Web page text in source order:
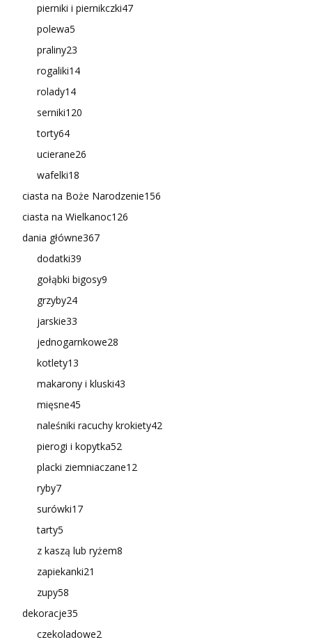
pierniki i piernikczki47
polewa5
praliny23
rogaliki14
rolady14
serniki120
torty64
ucierane26
wafelki18
ciasta na Boże Narodzenie156
ciasta na Wielkanoc126
dania główne367
dodatki39
gołąbki bigosy9
grzyby24
jarskie33
jednogarnkowe28
kotlety13
makarony i kluski43
mięsne45
naleśniki racuchy krokiety42
pierogi i kopytka52
placki ziemniaczane12
ryby7
surówki17
tarty5
z kaszą lub ryżem8
zapiekanki21
zupy58
dekoracje35
czekoladowe2